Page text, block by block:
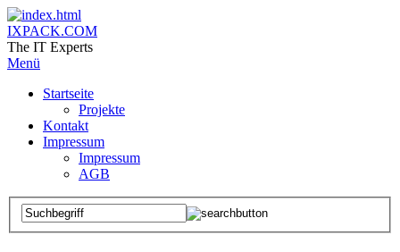
IXPACK.COM
The IT Experts
Menü
Startseite
Projekte
Kontakt
Impressum
Impressum
AGB